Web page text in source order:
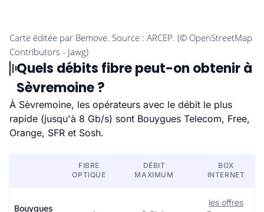
Quels débits fibre peut-on obtenir à
Sèvremoine ?
À Sèvremoine, les opérateurs avec le débit le plus
rapide (jusqu'à 8 Gb/s) sont Bouygues Telecom, Free,
Orange, SFR et Sosh.
FIBRE
OPTIQUE
DÉBIT
MAXIMUM
BOX
INTERNET
Bouygues
les offres